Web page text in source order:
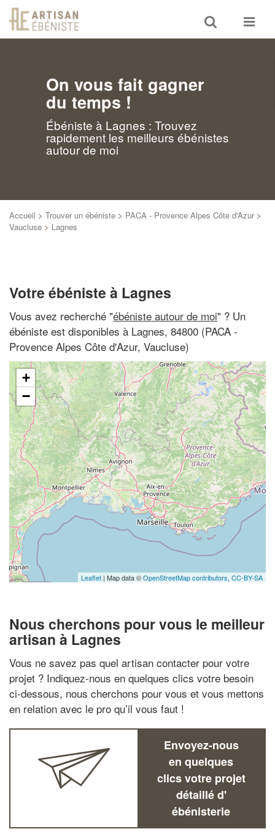
Toggle
search
Toggle
On vous fait gagner
du temps !
Ébéniste à Lagnes : Trouvez
rapidement les meilleurs ébénistes
autour de moi
Accueil > Trouver un ébéniste > PACA - Provence Alpes Côte d'Azur >
Vaucluse > Lagnes
Votre ébéniste à Lagnes
Vous avez recherché "ébéniste autour de moi" ? Un
ébéniste est disponibles à Lagnes, 84800 (PACA -
Provence Alpes Côte d'Azur, Vaucluse)
+
−
Leaflet | Map data ©OpenStreetMap contributors, CC-BY-SA
Nous cherchons pour vous le meilleur
artisan à Lagnes
Vous ne savez pas quel artisan contacter pour votre
projet ? Indiquez-nous en quelques clics votre besoin
ci-dessous, nous cherchons pour vous et vous mettons
en relation avec le pro qu’il vous faut !
Envoyez-nous
en quelques
clics votre projet
détaillé d'
ébénisterie